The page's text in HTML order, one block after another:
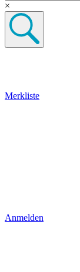
×
Merkliste
Anmelden